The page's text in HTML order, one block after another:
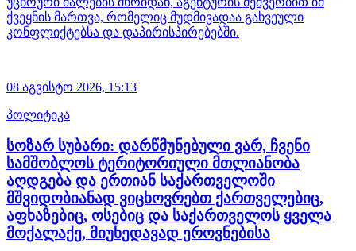
ქვეყნის მართვა, რომელიც მუდმივადაა გახვეული
კონფლიქტებსა და დაპირისპირებებში.
08 აგვისტო 2026, 15:13
პოლიტიკა
სოზარ სუბარი: დარწმუნებული ვარ, ჩვენი
სამშობლოს ტერიტორიული მთლიანობა
აღდგება და ერთიან საქართველოში
მშვიდობიანად ვიცხოვრებთ ქართველებიც,
აფხაზებიც, ოსებიც და საქართველოს ყველა
მოქალაქე, მიუხედავად ეროვნებისა